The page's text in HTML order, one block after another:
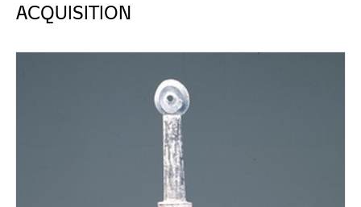
ACQUISITION